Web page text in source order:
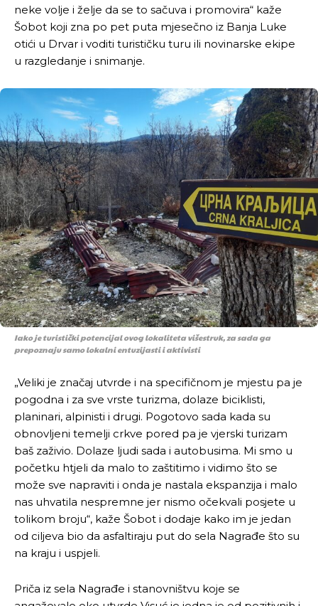
neke volje i želje da se to sačuva i promovira“ kaže
Šobot koji zna po pet puta mjesečno iz Banja Luke
otići u Drvar i voditi turističku turu ili novinarske ekipe
u razgledanje i snimanje.
Iako je turistički potencijal ovog lokaliteta višestruk, za sada ga
prepoznaju samo lokalni entuzijasti i aktivisti
„Veliki je značaj utvrde i na specifičnom je mjestu pa je
pogodna i za sve vrste turizma, dolaze biciklisti,
planinari, alpinisti i drugi. Pogotovo sada kada su
obnovljeni temelji crkve pored pa je vjerski turizam
baš zaživio. Dolaze ljudi sada i autobusima. Mi smo u
početku htjeli da malo to zaštitimo i vidimo što se
može sve napraviti i onda je nastala ekspanzija i malo
nas uhvatila nespremne jer nismo očekvali posjete u
tolikom broju“, kaže Šobot i dodaje kako im je jedan
od ciljeva bio da asfaltiraju put do sela Nagrađe što su
na kraju i uspjeli.
Priča iz sela Nagrađe i stanovništvu koje se